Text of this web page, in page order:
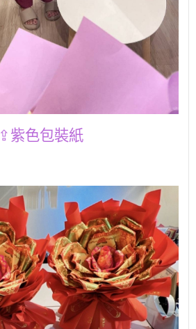
⇪紫色包裝紙